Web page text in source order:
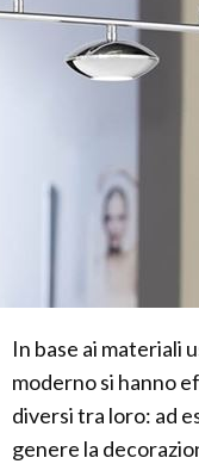
In base ai materiali
moderno si hanno
diversi tra loro: ad
genere la